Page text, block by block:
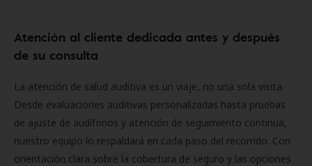
Atención al cliente dedicada antes y después
de su consulta
La atención de salud auditiva es un viaje, no una sola visita.
Desde evaluaciones auditivas personalizadas hasta pruebas
de ajuste de audífonos y atención de seguimiento continua,
nuestro equipo lo respaldará en cada paso del recorrido. Con
orientación clara sobre la cobertura de seguro y las opciones